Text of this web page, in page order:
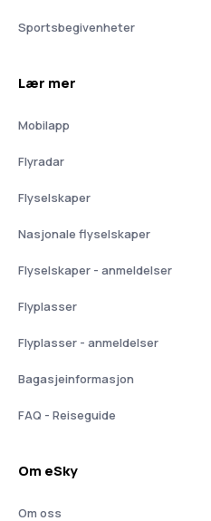
Sportsbegivenheter
Lær mer
Mobilapp
Flyradar
Flyselskaper
Nasjonale flyselskaper
Flyselskaper - anmeldelser
Flyplasser
Flyplasser - anmeldelser
Bagasjeinformasjon
FAQ - Reiseguide
Om eSky
Om oss